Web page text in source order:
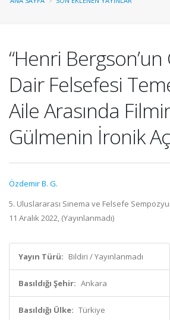
“Henri
Dair Felsefesi
Aile Arasında
Gülmenin İronik
Özdemir B. G.
5. Uluslararası Sinema ve Felsefe
11 Aralık 2022, (Yayınlanmadı)
Yayın Türü: Bildiri / Yayınlanmadı
Basıldığı Şehir: Ankara
Basıldığı Ülke: Türkiye